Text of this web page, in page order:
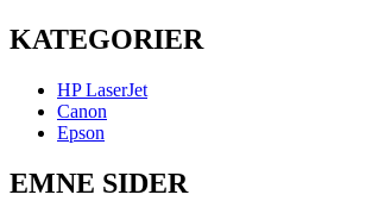
KATEGORIER
HP LaserJet
Canon
Epson
EMNE SIDER